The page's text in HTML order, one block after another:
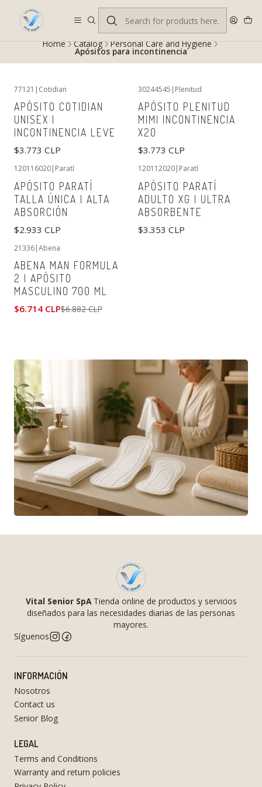
Despacho gratis en RM desde $100.000. Revisa las condiciones.
Home Catalog Personal Care and Hygiene
Apósitos para incontinencia
77121 | Cotidian
APÓSITO COTIDIAN
UNISEX |
INCONTINENCIA LEVE
$3.773 CLP
30244545 | Plenitud
APÓSITO PLENITUD
MIMI INCONTINENCIA
X20
$3.773 CLP
120116020| Paratí
APÓSITO PARATÍ
TALLA ÚNICA | ALTA
ABSORCIÓN
$2.933 CLP
120112020| Paratí
APÓSITO PARATÍ
ADULTO XG | ULTRA
ABSORBENTE
$3.353 CLP
No disponible
21336|Abena
ABENA MAN FORMULA
2 | APÓSITO
MASCULINO 700 ML
$6.714 CLP$6.882 CLP
Vital Senior SpATienda online de productos y servicios
diseñados para las necesidades diarias de las personas
mayores.
Síguenos
INFORMACIÓN
Nosotros
Contact us
Senior Blog
LEGAL
Terms and Conditions
Warranty and return policies